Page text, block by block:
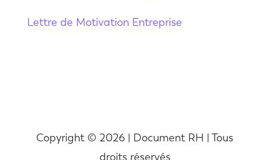
Lettre de Motivation Entreprise
Copyright © 2026 | Document RH | Tous
droits réservés